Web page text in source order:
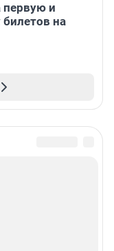
первую и
на